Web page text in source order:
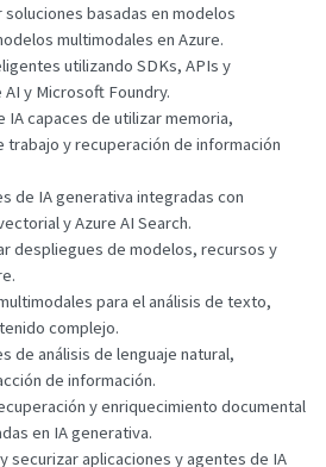
basadas en modelos
multimodales en Azure.
utilizando SDKs, APIs y
y Microsoft Foundry.
IA capaces de utilizar memoria,
trabajo y recuperación de información
de IA generativa integradas con
y Azure AI Search.
despliegues de modelos, recursos y
para el análisis de texto,
complejo.
de análisis de lenguaje natural,
de información.
y enriquecimiento documental
en IA generativa.
securizar aplicaciones y agentes de IA